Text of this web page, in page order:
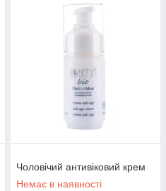
Чоловічий антивіковий крем
Немає в наявності